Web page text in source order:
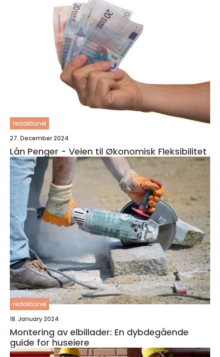
redaktionel
27. December 2024
Lån Penger - Veien til Økonomisk Fleksibilitet
redaktionel
18. January 2024
Montering av elbillader: En dybdegående
guide for huseiere